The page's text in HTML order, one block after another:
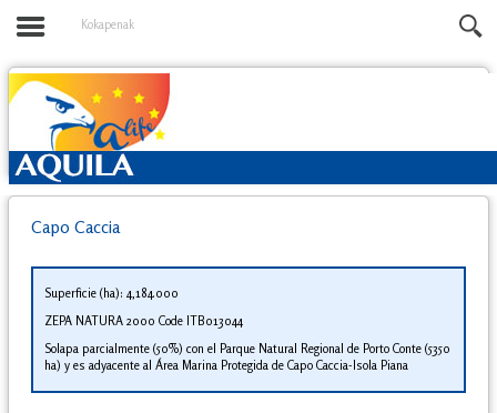
Kokapenak
Capo Caccia
Superficie (ha): 4,184.000
ZEPA NATURA 2000 Code ITB013044
Solapa parcialmente (50%) con el Parque Natural Regional de Porto Conte (5350
ha) y es adyacente al Área Marina Protegida de Capo Caccia-Isola Piana